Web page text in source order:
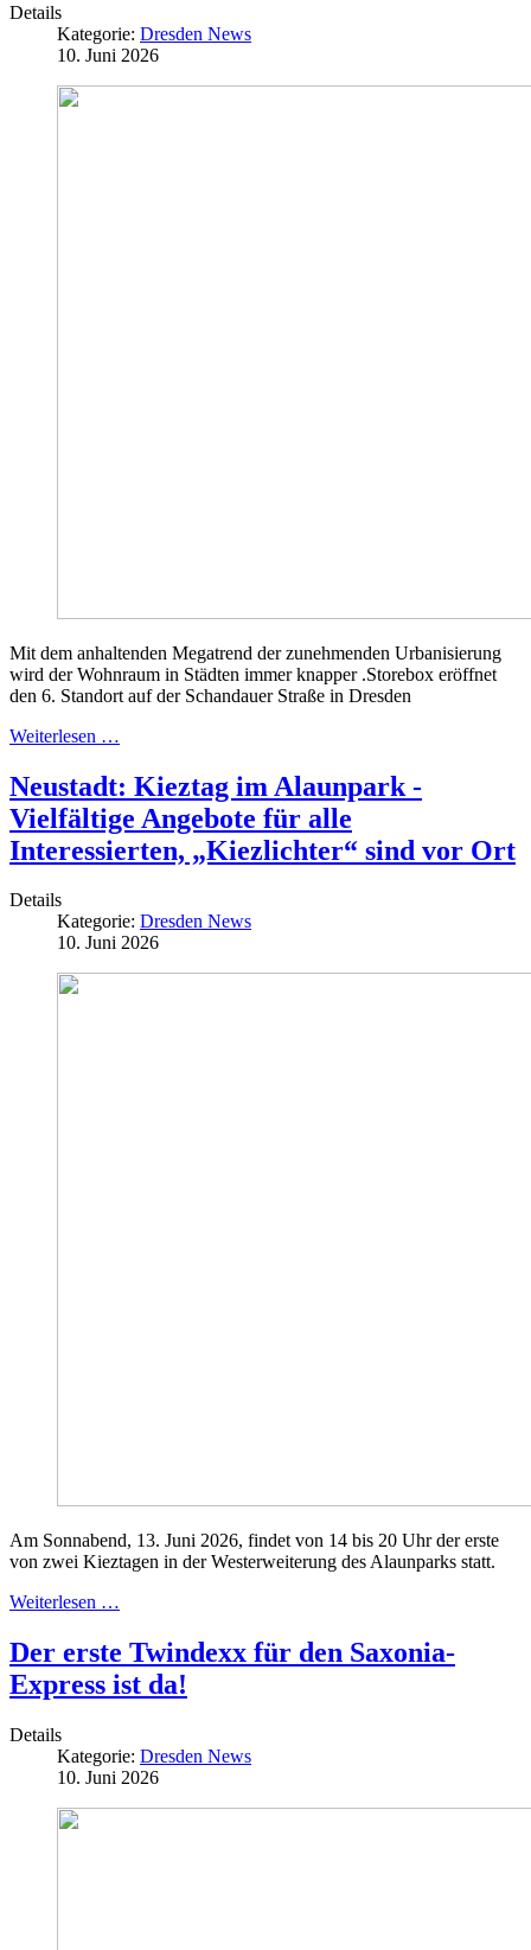
Details
Kategorie: Dresden News
10. Juni 2026
Mit dem anhaltenden Megatrend der zunehmenden Urbanisierung
wird der Wohnraum in Städten immer knapper .Storebox eröffnet
den 6. Standort auf der Schandauer Straße in Dresden
Weiterlesen …
Neustadt: Kieztag im Alaunpark -
Vielfältige Angebote für alle
Interessierten, „Kiezlichter“ sind vor Ort
Details
Kategorie: Dresden News
10. Juni 2026
Am Sonnabend, 13. Juni 2026, findet von 14 bis 20 Uhr der erste
von zwei Kieztagen in der Westerweiterung des Alaunparks statt.
Weiterlesen …
Der erste Twindexx für den Saxonia-
Express ist da!
Details
Kategorie: Dresden News
10. Juni 2026